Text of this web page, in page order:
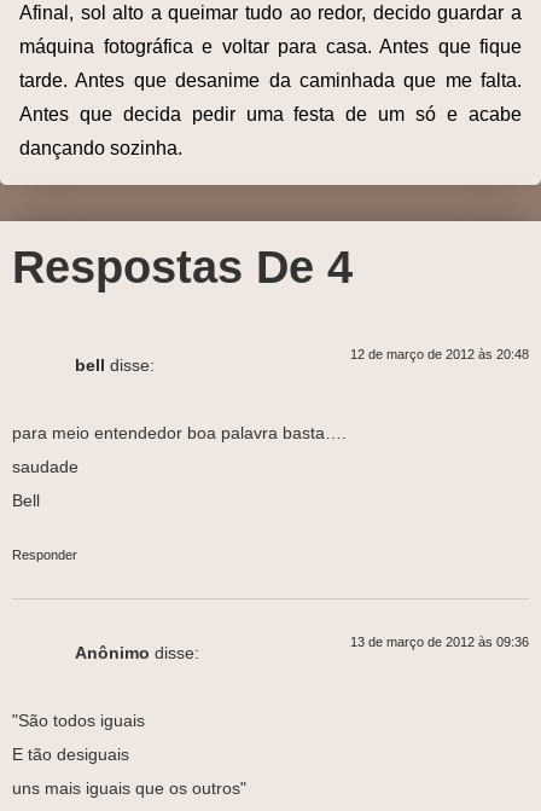
Afinal, sol alto a queimar tudo ao redor, decido guardar a
máquina fotográfica e voltar para casa. Antes que fique
tarde. Antes que desanime da caminhada que me falta.
Antes que decida pedir uma festa de um só e acabe
dançando sozinha.
Respostas De 4
bell disse:
12 de março de 2012 às 20:48
para meio entendedor boa palavra basta….
saudade
Bell
Responder
Anônimo disse:
13 de março de 2012 às 09:36
"São todos iguais
E tão desiguais
uns mais iguais que os outros"